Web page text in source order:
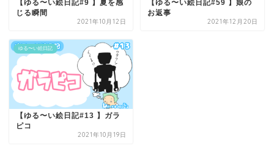
【ゆる〜い絵日記#9 】夏を感
じる瞬間
2021年10月12日
【ゆる〜い絵日記#59 】娘の
お返事
2021年12月20日
ゆる〜い絵日記
【ゆる〜い絵日記#13 】ガラ
ピコ
2021年10月19日